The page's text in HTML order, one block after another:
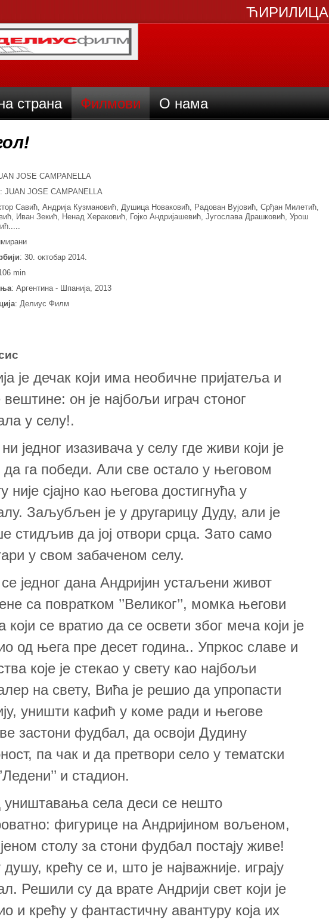
ЋИРИЛИЦА
страна Филмови О нама
JOSE CAMPANELLA
: JUAN JOSE CAMPANELLA
Савић, Андрија Кузмановић, Душица Новаковић, Радован Вујовић, Срђан Милетић,
Иван Зекић, Ненад Хераковић, Гојко Андријашевић, Југослава Драшковић, Урош
: 30. октобар 2014.
min
: Аргентина - Шпанија, 2013
: Делиус Филм
је дечак који има необичне пријатеља и
вештине: он је најбољи играч стоног
у селу!.
једног изазивача у селу где живи који је
да га победи. Али све остало у његовом
није сјајно као његова достигнућа у
Заљубљен је у другарицу Дуду, али је
стидљив да јој отвори срца. Зато само
у свом забаченом селу.
једног дана Андријин устаљени живот
са повратком ’’Великог’’, момка његови
који се вратио да се освети због меча који је
од њега пре десет година.. Упркос славе и
које је стекао у свету као најбољи
на свету, Вића је решио да упропасти
уништи кафић у коме ради и његове
застони фудбал, да освоји Дудину
па чак и да претвори село у тематски
и стадион.
уништавања села деси се нешто
фигурице на Андријином вољеном,
столу за стони фудбал постају живе!
душу, крећу се и, што је најважније. играју
Решили су да врате Андрији свет који је
и крећу у фантастичну авантуру која их